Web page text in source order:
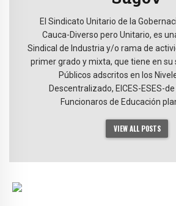
El Sindicato Unitario de la
Cauca-Diverso pero Unitario, es
Sindical de Industria y/o rama de
primer grado y mixta, que tiene en su
Públicos adscritos en los
Descentralizado, EICES-ESES-
Funcionaros de Educación
VIEW ALL POSTS